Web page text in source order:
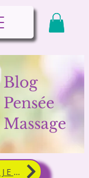
Blog
Pensée
Massage
QUI SUIS-JE ?